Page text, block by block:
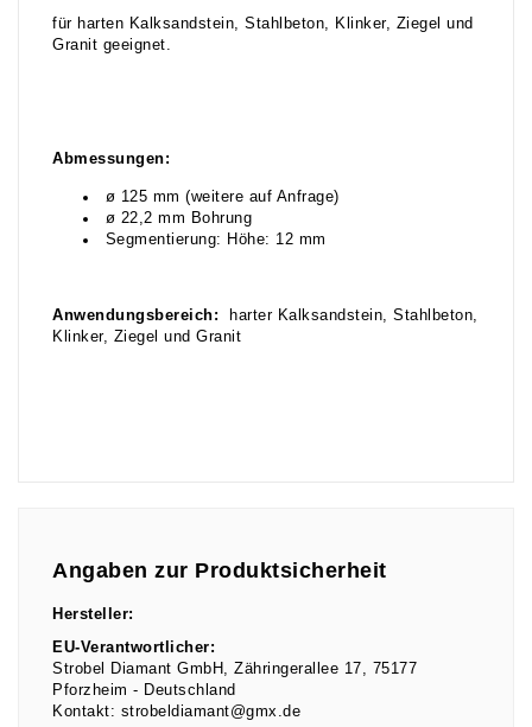
für harten Kalksandstein, Stahlbeton, Klinker, Ziegel und
Granit geeignet.
Abmessungen:
ø 125 mm (weitere auf Anfrage)
ø 22,2 mm Bohrung
Segmentierung: Höhe: 12 mm
Anwendungsbereich:
harter Kalksandstein, Stahlbeton,
Klinker, Ziegel und Granit
Angaben zur Produktsicherheit
Hersteller:
EU-Verantwortlicher:
Strobel Diamant GmbH
Zähringerallee 17
75177
Pforzheim
Deutschland
Kontakt: strobeldiamant@gmx.de